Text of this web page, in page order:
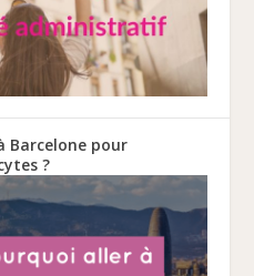
Barcelone pour
?